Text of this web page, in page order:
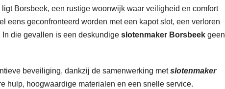
Borsbeek, een rustige woonwijk waar veiligheid en comfort
eens geconfronteerd worden met een kapot slot, een verloren
die gevallen is een deskundige slotenmaker Borsbeek geen
beveiliging, dankzij de samenwerking metslotenmaker
hulp, hoogwaardige materialen en een snelle service.